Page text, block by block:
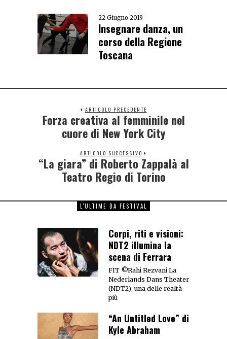
22 Giugno 2019
Insegnare danza, un
corso della Regione
Toscana
ARTICOLO PRECEDENTE
Forza creativa al femminile nel
cuore di New York City
ARTICOLO SUCCESSIVO
“La giara” di Roberto Zappalà al
Teatro Regio di Torino
L'ULTIME DA FESTIVAL
Corpi, riti e visioni:
NDT2 illumina la
scena di Ferrara
FIT ©Rahi Rezvani La
Nederlands Dans Theater
(NDT2), una delle realtà
più
“An Untitled Love” di
Kyle Abraham